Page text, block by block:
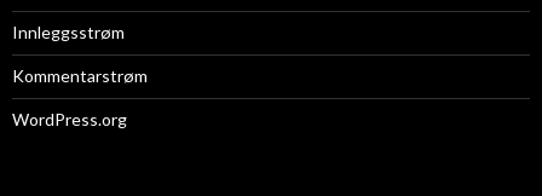
Innleggsstrøm
Kommentarstrøm
WordPress.org